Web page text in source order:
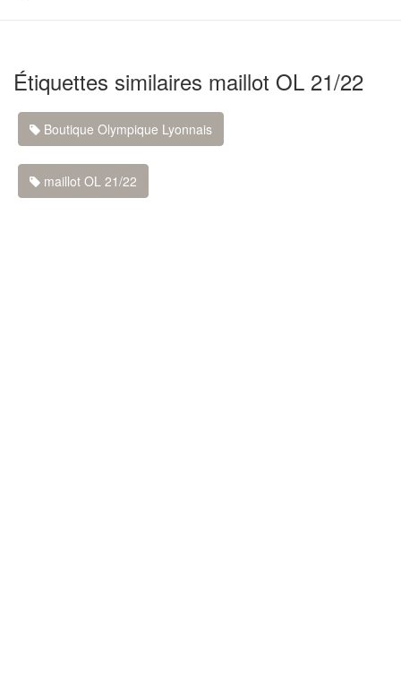
Étiquettes similaires maillot OL 21/22
Boutique Olympique Lyonnais
maillot OL 21/22